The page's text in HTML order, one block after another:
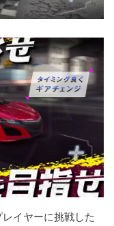
イヤーに挑戦した